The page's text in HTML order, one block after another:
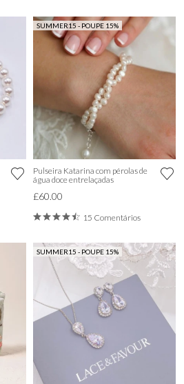
SUMMER15 - POUPE 15%
Pulseira Katarina com pérolas de
água doce entrelaçadas
£60.00
15 Comentários
SUMMER15 - POUPE 15%